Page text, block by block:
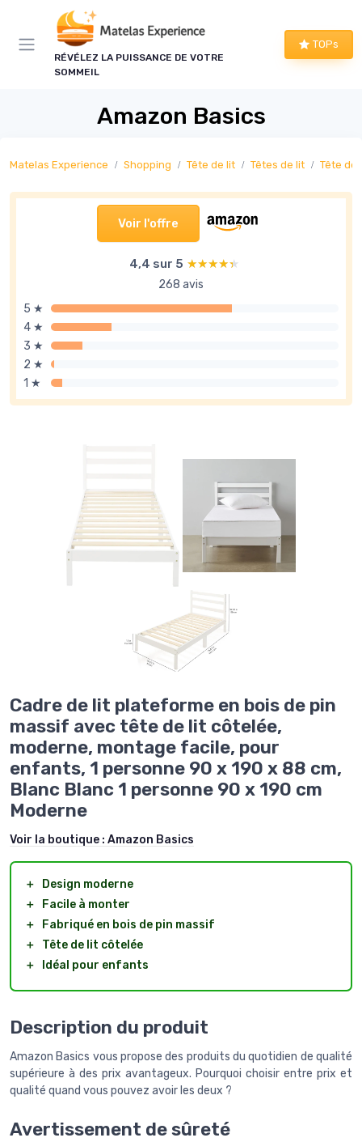
RÉVÉLEZ LA PUISSANCE DE VOTRE
SOMMEIL
TOPs
Amazon Basics
Matelas Experience Shopping Tête de lit Têtes de lit Tête de
Voir l'offre
4,4 sur 5 ★★★★★
★★★★★
268 avis
5 ★
4 ★
3 ★
2 ★
1 ★
Cadre de lit plateforme en bois de pin
massif avec tête de lit côtelée,
moderne, montage facile, pour
enfants, 1 personne 90 x 190 x 88 cm,
Blanc Blanc 1 personne 90 x 190 cm
Moderne
Voir la boutique : Amazon Basics
＋
Design moderne
＋
Facile à monter
＋
Fabriqué en bois de pin massif
＋
Tête de lit côtelée
＋
Idéal pour enfants
Description du produit
Amazon Basics vous propose des produits du quotidien de qualité
supérieure à des prix avantageux. Pourquoi choisir entre prix et
qualité quand vous pouvez avoir les deux ?
Avertissement de sûreté
Panneau de gestion des cookies